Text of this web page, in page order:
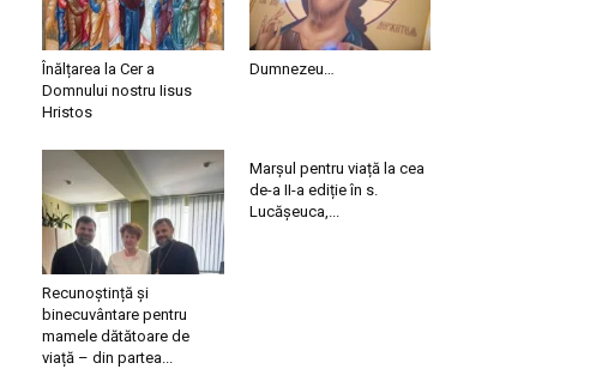
Înălțarea la Cer a
Domnului nostru Iisus
Hristos
Dumnezeu…
Recunoștință și
binecuvântare pentru
mamele dătătoare de
viață – din partea...
Marșul pentru viață la cea
de-a II-a ediție în s.
Lucășeuca,...